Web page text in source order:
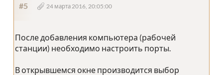
#5 24 марта 2016, 20:05:00
После добавления компьютера (рабочей
станции) необходимо настроить порты.
В открывшемся окне производится выбор